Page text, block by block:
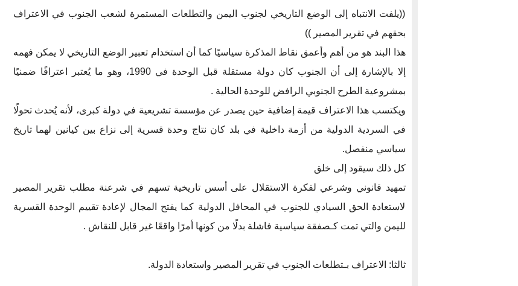
((يلفت الانتباه إلى الوضع التاريخي لجنوب اليمن والتطلعات المستمرة لشعب الجنوب في الاعتراف
بحقهم في تقرير المصير ))
هذا البند هو من أهم وأعمق نقاط المذكرة سياسيًا كما أن استخدام تعبير الوضع التاريخي لا يمكن فهمه
إلا بالإشارة إلى أن الجنوب كان دولة مستقلة قبل الوحدة في 1990، وهو ما يُعتبر اعترافًا ضمنيًا
بمشروعية الطرح الجنوبي الرافض للوحدة الحالية .
ويكتسب هذا الاعتراف قيمة إضافية حين يصدر عن مؤسسة تشريعية في دولة كبرى، لأنه يُحدث تحولًا
في السردية الدولية من أزمة داخلية في بلد كان نتاج وحدة قسرية إلى نزاع بين كيانين لهما تاريخ
سياسي منفصل.
كل ذلك سيقود إلى خلق
تمهيد قانوني وشرعي لفكرة الاستقلال على أسس تاريخية تسهم في شرعنة مطلب تقرير المصير
لاستعادة الحق السيادي للجنوب في المحافل الدولية كما يفتح المجال لإعادة تقييم الوحدة القسرية
لليمن والتي تمت كـصفقة سياسية فاشلة بدلًا من كونها أمرًا واقعًا غير قابل للنقاش .
ثالثا: الاعتراف بـتطلعات الجنوب في تقرير المصير واستعادة الدولة.